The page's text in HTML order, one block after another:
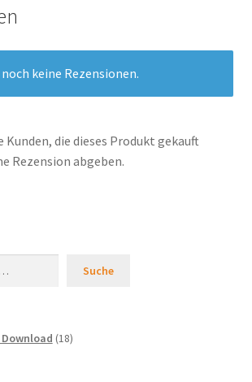
keine Rezensionen.
die dieses Produkt gekauft
Rezension abgeben.
Suche
1818